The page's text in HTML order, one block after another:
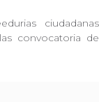
ciudadanas
convocatoria de